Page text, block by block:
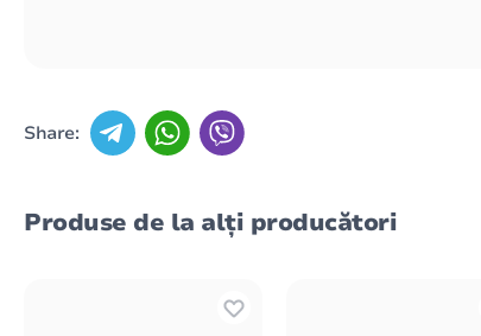
Share:
Produse de la alți producători